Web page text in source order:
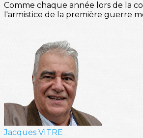
Comme chaque année lors de la
l'armistice de la première guerre
Jacques VITRE